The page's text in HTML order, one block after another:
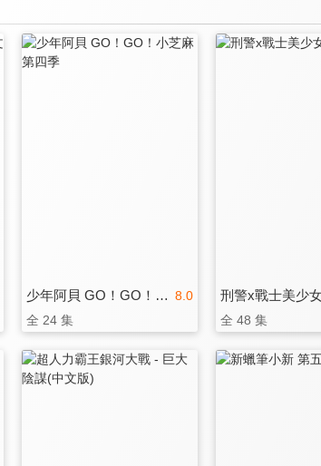
8.0
少年阿貝 GO！GO！小芝麻 第四季
全 24 集
刑警x戰士美少
全 48 集